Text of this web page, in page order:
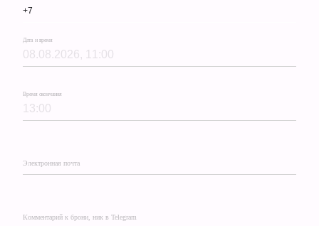
Дата и время
Время окончания
Электронная почта
Комментарий к брони, ник в Telegram